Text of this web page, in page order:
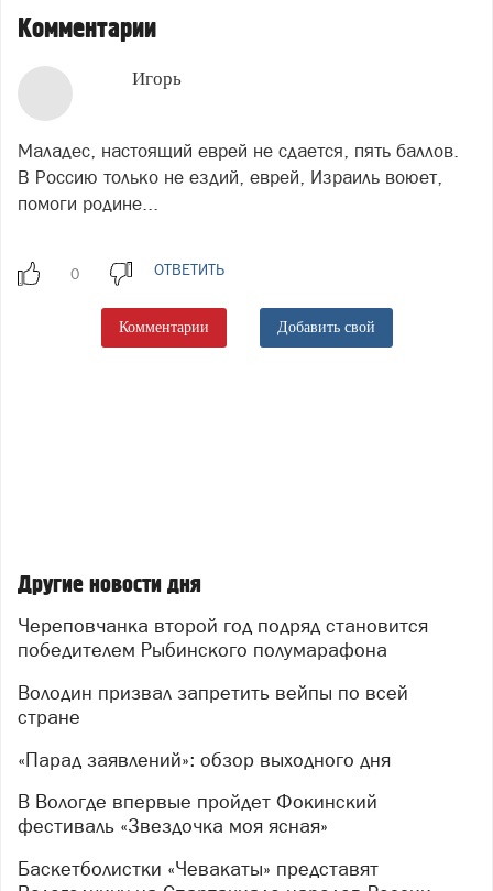
Комментарии
Игорь
Маладес, настоящий еврей не сдается, пять баллов.
В Россию только не ездий, еврей, Израиль воюет,
помоги родине...
ОТВЕТИТЬ
Комментарии Добавить свой
Другие новости дня
Череповчанка второй год подряд становится
победителем Рыбинского полумарафона
Володин призвал запретить вейпы по всей
стране
«Парад заявлений»: обзор выходного дня
В Вологде впервые пройдет Фокинский
фестиваль «Звездочка моя ясная»
Баскетболистки «Чевакаты» представят